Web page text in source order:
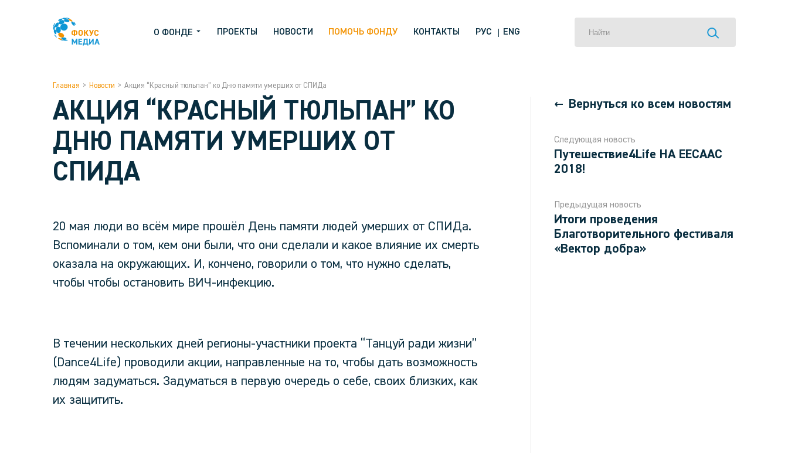
О ФОНДЕ ПРОЕКТЫ НОВОСТИ ПОМОЧЬ ФОНДУ КОНТАКТЫ РУС ENG
Главная > Новости > Акция “Красный тюльпан” ко Дню памяти умерших от СПИДа
АКЦИЯ “КРАСНЫЙ ТЮЛЬПАН” КО
ДНЮ ПАМЯТИ УМЕРШИХ ОТ
СПИДА
20 мая люди во всём мире прошёл День памяти людей умерших от СПИДа.
Вспоминали о том, кем они были, что они сделали и какое влияние их смерть
оказала на окружающих. И, кончено, говорили о том, что нужно сделать,
чтобы чтобы остановить ВИЧ-инфекцию.
В течении нескольких дней регионы-участники проекта “Танцуй ради жизни”
(Dance4Life) проводили акции, направленные на то, чтобы дать возможность
людям задуматься. Задуматься в первую очередь о себе, своих близких, как
их защитить.
Вернуться ко всем новостям
Следующая новость
Путешествие4Life НА EECAAC
2018!
Предыдущая новость
Итоги проведения
Благотворительного фестиваля
«Вектор добра»